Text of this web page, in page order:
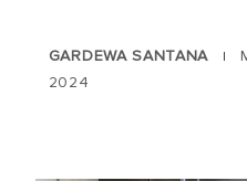
GARDEWA SANTANA |
2024